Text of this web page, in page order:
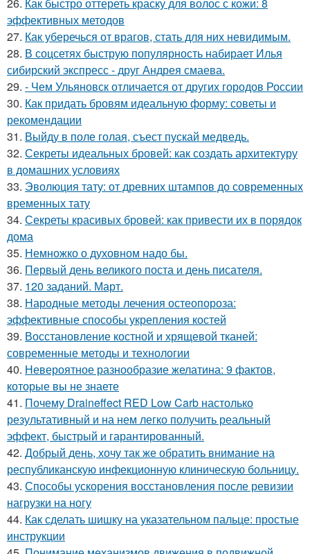
эффективных методов
27. Как уберечься от врагов, стать для них невидимым.
28. В соцсетях быструю популярность набирает Илья
сибирский экспресс - друг Андрея смаева.
29. - Чем Ульяновск отличается от других городов России
30. Как придать бровям идеальную форму: советы и
рекомендации
31. Выйду в поле голая, съест пускай медведь.
32. Секреты идеальных бровей: как создать архитектуру
в домашних условиях
33. Эволюция тату: от древних штампов до современных
временных тату
34. Секреты красивых бровей: как привести их в порядок
дома
35. Немножко о духовном надо бы.
36. Первый день великого поста и день писателя.
37. 120 заданий. Март.
38. Народные методы лечения остеопороза:
эффективные способы укрепления костей
39. Восстановление костной и хрящевой тканей:
современные методы и технологии
40. Невероятное разнообразие желатина: 9 фактов,
которые вы не знаете
41. Почему Draineffect RED Low Carb настолько
результативный и на нем легко получить реальный
эффект, быстрый и гарантированный.
42. Добрый день, хочу так же обратить внимание на
республиканскую инфекционную клиническую больницу.
43. Способы ускорения восстановления после ревизии
нагрузки на ногу
44. Как сделать шишку на указательном пальце: простые
инструкции